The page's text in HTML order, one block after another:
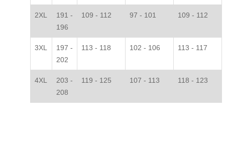
2XL
191 -
196
109 - 112 97 - 101 109 - 112
3XL
197 -
202
113 - 118 102 - 106 113 - 117
4XL
203 -
208
119 - 125 107 - 113 118 - 123